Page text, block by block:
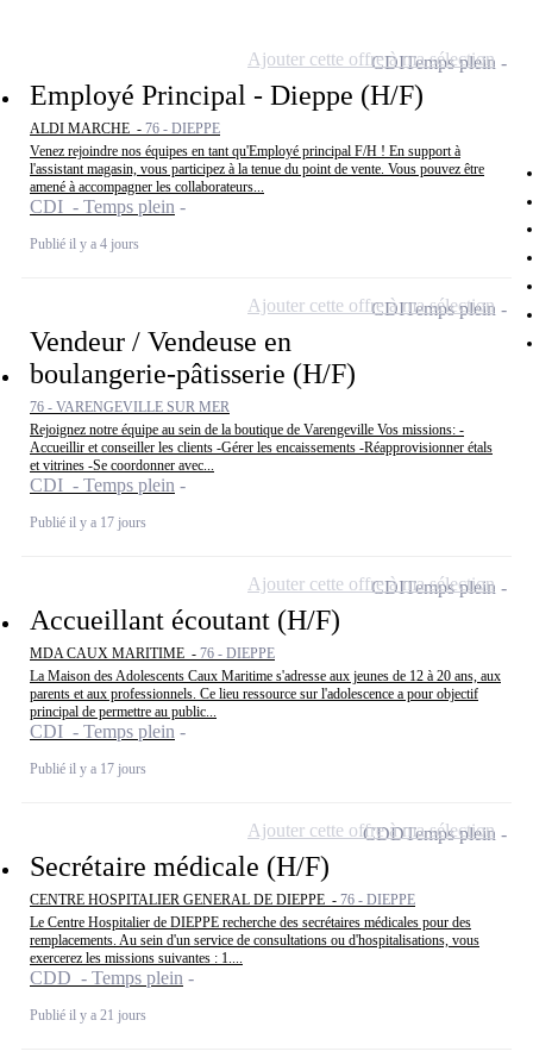
Employé Principal - Dieppe (H/F)
ALDI MARCHE - 76 - DIEPPE
Venez rejoindre nos équipes en tant qu'Employé principal F/H ! En support à
l'assistant magasin, vous participez à la tenue du point de vente. Vous pouvez être
amené à accompagner les collaborateurs...
CDI - Temps plein
Publié il y a 4 jours
CDITemps plein
Ajouter cette offre à ma sélection
Vendeur / Vendeuse en
boulangerie-pâtisserie (H/F)
76 - VARENGEVILLE SUR MER
Rejoignez notre équipe au sein de la boutique de Varengeville Vos missions: -
Accueillir et conseiller les clients -Gérer les encaissements -Réapprovisionner étals
et vitrines -Se coordonner avec...
CDI - Temps plein
Publié il y a 17 jours
CDITemps plein
Ajouter cette offre à ma sélection
Accueillant écoutant (H/F)
MDA CAUX MARITIME - 76 - DIEPPE
La Maison des Adolescents Caux Maritime s'adresse aux jeunes de 12 à 20 ans, aux
parents et aux professionnels. Ce lieu ressource sur l'adolescence a pour objectif
principal de permettre au public...
CDI - Temps plein
Publié il y a 17 jours
CDITemps plein
Ajouter cette offre à ma sélection
Secrétaire médicale (H/F)
CENTRE HOSPITALIER GENERAL DE DIEPPE - 76 - DIEPPE
Le Centre Hospitalier de DIEPPE recherche des secrétaires médicales pour des
remplacements. Au sein d'un service de consultations ou d'hospitalisations, vous
exercerez les missions suivantes : 1....
CDD - Temps plein
Publié il y a 21 jours
CDDTemps plein
Ajouter cette offre à ma sélection